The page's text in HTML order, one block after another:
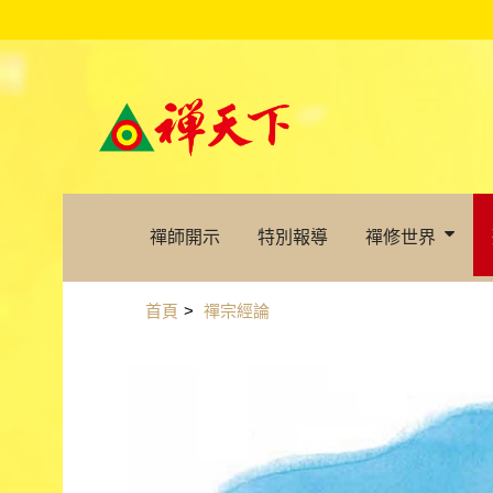
禪師開示 特別報導 禪修世界
首頁 > 禪宗經論